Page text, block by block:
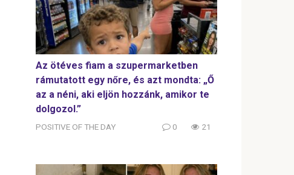
Az ötéves fiam a szupermarketben
rámutatott egy nőre, és azt mondta: „Ő
az a néni, aki eljön hozzánk, amikor te
dolgozol.”
POSITIVE OF THE DAY 0 21